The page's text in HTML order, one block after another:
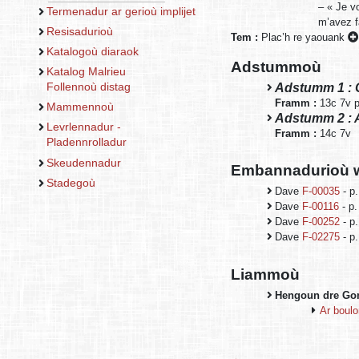
Termenadur ar gerioù implijet
Resisadurioù
Katalogoù diaraok
Katalog Malrieu
Follennoù distag
Mammennoù
Levrlennadur -
Pladennrolladur
Skeudennadur
Stadegoù
– « Je
m’avez
Tem : Plac’h re yaouank
Adstummoù
Adstumm 1 :
Framm : 13c 7v
Adstumm 2 :
Framm : 14c 7v
Embannadurioù
Dave F-00035 -
Dave F-00116 -
Dave F-00252 -
Dave F-02275 -
Liammoù
Hengoun dre
Ar